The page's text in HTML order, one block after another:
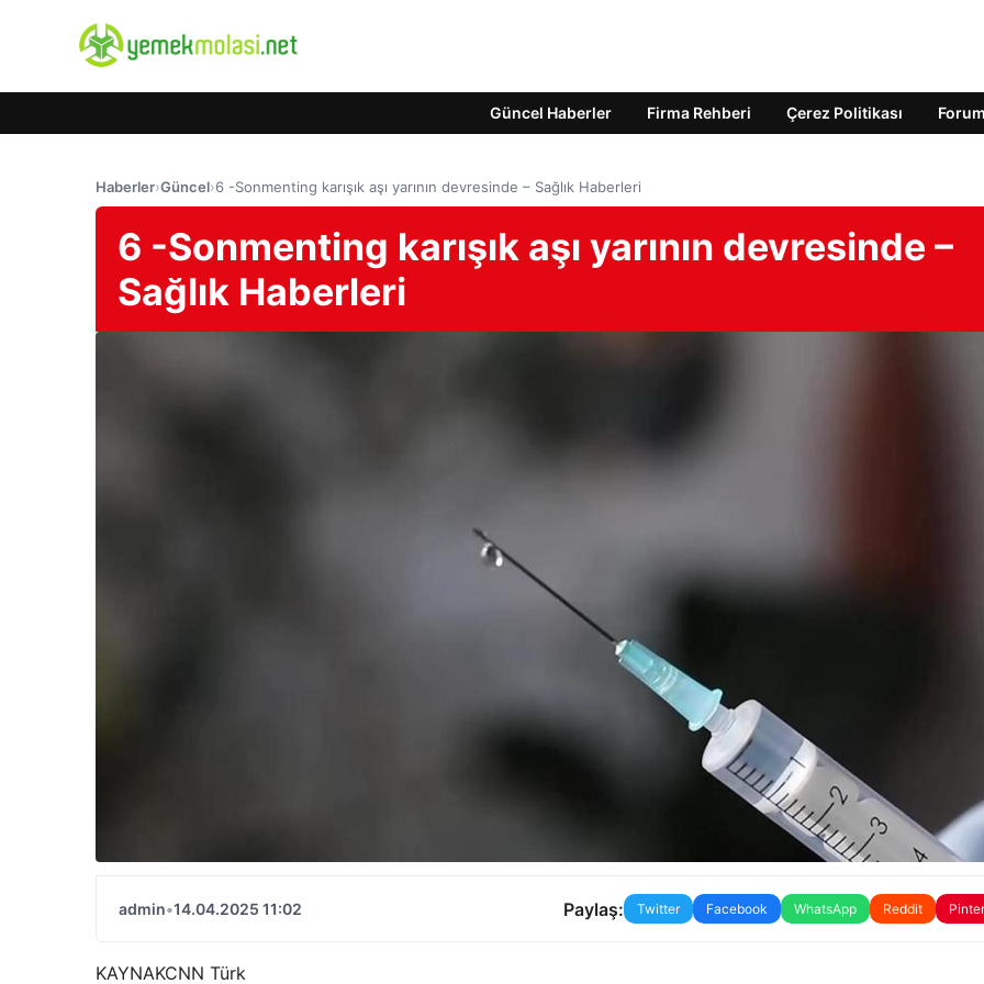
Güncel Haberler Firma Rehberi Çerez Politikası Forum
Haberler›Güncel›6 -Sonmenting karışık aşı yarının devresinde – Sağlık Haberleri
6 -Sonmenting karışık aşı yarının devresinde –
Sağlık Haberleri
admin•14.04.2025 11:02 Paylaş: Twitter Facebook WhatsApp Reddit
KAYNAKCNN Türk